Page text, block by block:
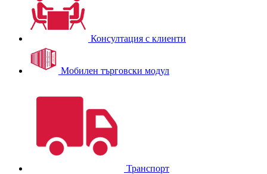
Консултация с клиенти
Мобилен търговски модул
Транспорт